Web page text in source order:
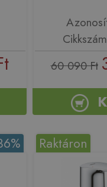
60 090 Ft
Raktáron